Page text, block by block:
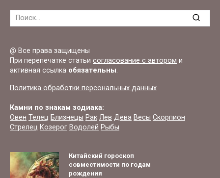
Search
@ Все права защищены
При перепечатке статьи согласование с автором и
активная ссылка обязательны.
Политика обработки персональных данных
Камни по знакам зодиака:
Овен Телец Близнецы Рак Лев Дева Весы Скорпион
Стрелец Козерог Водолей Рыбы
Китайский гороскоп
совместимости по годам
рождения